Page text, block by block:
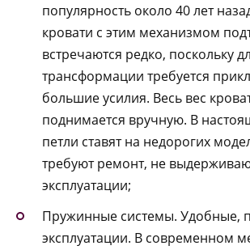
популярность около 40 лет
кровати с этим механизмом
встречаются редко, поскольку
трансформации требуется
большие усилия. Весь вес
поднимается вручную. В
петли ставят на недорогих
требуют ремонт, не
эксплуатации;
Пружинные системы. Удобные,
эксплуатации. В современном